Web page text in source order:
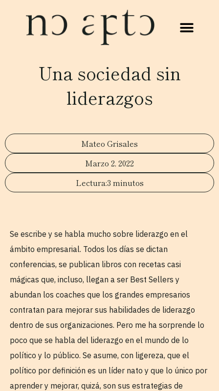
Una sociedad sin
liderazgos
Mateo Grisales
Marzo 2, 2022
3 minutos
Se escribe y se habla mucho sobre liderazgo en el
ámbito empresarial. Todos los días se dictan
conferencias, se publican libros con recetas casi
mágicas que, incluso, llegan a ser Best Sellers y
abundan los coaches que los grandes empresarios
contratan para mejorar sus habilidades de liderazgo
dentro de sus organizaciones. Pero me ha sorprende lo
poco que se habla del liderazgo en el mundo de lo
político y lo público. Se asume, con ligereza, que el
político por definición es un líder nato y que lo único por
aprender y mejorar, quizá, son sus estrategias de